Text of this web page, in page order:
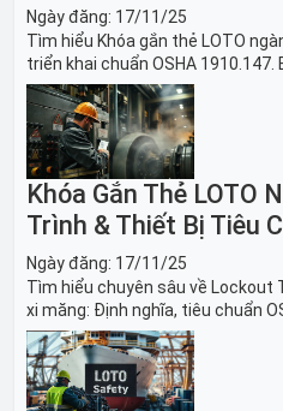
Ngày đăng: 17/11/25
Tìm hiểu Khóa gắn thẻ LOTO
triển khai chuẩn OSHA
băng tải sản xuất ô tô và dây
Khóa Gắn Thẻ LOTO
Trình & Thiết Bị Tiêu
Ngày đăng: 17/11/25
Tìm hiểu chuyên sâu về Lockout
xi măng: Định nghĩa, tiêu chuẩn
sách thiết bị LOTO thiết yếu. Giải
nghiền an toàn.